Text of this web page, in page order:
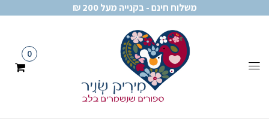
משלוח חינם - בקנייה מעל 200 ₪
0